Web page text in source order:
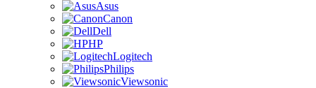
Asus
Canon
Dell
HP
Logitech
Philips
Viewsonic